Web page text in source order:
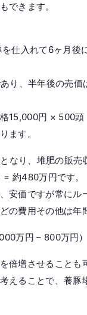
できます。
仕入れて6ヶ月後
り、半年後の売
15,000円 × 500
ます。
なり、堆肥の販売
約480万円です。
安価ですが常にル
の費用その他は年
万円 – 800万円
倍増させることも
えることで、養